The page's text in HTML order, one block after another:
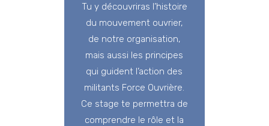
Tu y découvriras l’histoire
du mouvement ouvrier,
de notre organisation,
mais aussi les principes
qui guident l’action des
militants Force Ouvrière.
Ce stage te permettra de
comprendre le rôle et la